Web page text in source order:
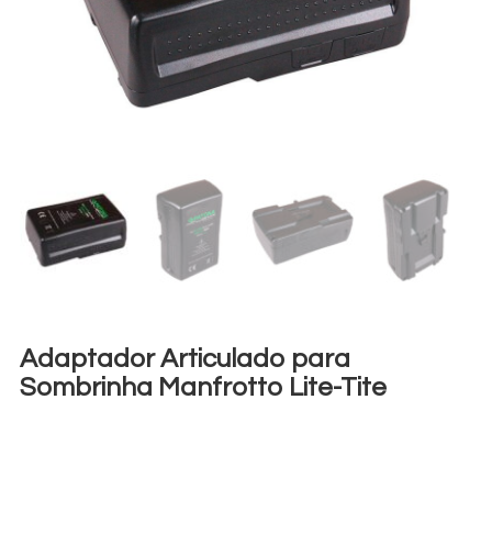
Adaptador Articulado para
Sombrinha Manfrotto Lite-Tite